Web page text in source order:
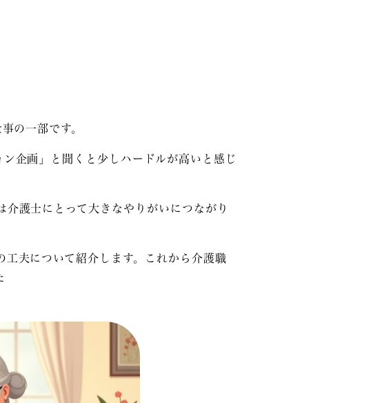
の一部です。
企画」と聞くと少しハードルが高いと感じ
護士にとって大きなやりがいにつながり
工夫について紹介します。これから介護職